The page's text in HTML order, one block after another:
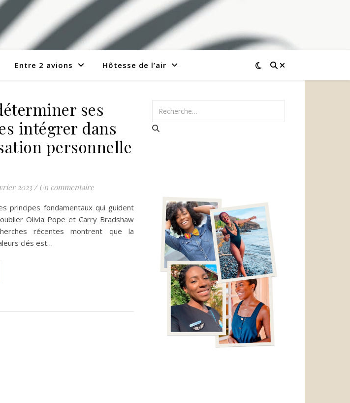
Entre 2 avions Hôtesse de l’air
ses
intégrer dans
personnelle
2023 / Un commentaire
principes fondamentaux qui guident
Olivia Pope et Carry Bradshaw
récentes montrent que la
clés est…